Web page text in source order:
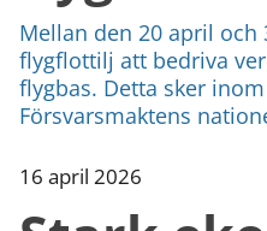
Mellan den 20 april
flygflottilj att bedriva
flygbas. Detta sker
Försvarsmaktens
16 april 2026